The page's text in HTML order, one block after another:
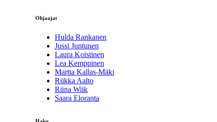
Ohjaajat
Hulda Rankanen
Jussi Juntunen
Laura Koistinen
Lea Kemppinen
Martta Kallas-Mäki
Riikka Aalto
Riina Wiik
Saara Eloranta